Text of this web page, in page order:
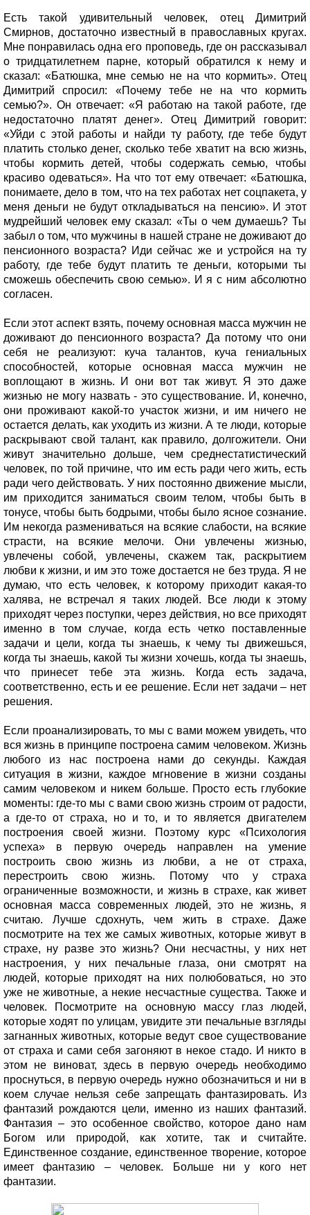
Есть такой удивительный человек, отец Димитрий
Смирнов, достаточно известный в православных кругах.
Мне понравилась одна его проповедь, где он рассказывал
о тридцатилетнем парне, который обратился к нему и
сказал: «Батюшка, мне семью не на что кормить». Отец
Димитрий спросил: «Почему тебе не на что кормить
семью?». Он отвечает: «Я работаю на такой работе, где
недостаточно платят денег». Отец Димитрий говорит:
«Уйди с этой работы и найди ту работу, где тебе будут
платить столько денег, сколько тебе хватит на всю жизнь,
чтобы кормить детей, чтобы содержать семью, чтобы
красиво одеваться». На что тот ему отвечает: «Батюшка,
понимаете, дело в том, что на тех работах нет соцпакета, у
меня деньги не будут откладываться на пенсию». И этот
мудрейший человек ему сказал: «Ты о чем думаешь? Ты
забыл о том, что мужчины в нашей стране не доживают до
пенсионного возраста? Иди сейчас же и устройся на ту
работу, где тебе будут платить те деньги, которыми ты
сможешь обеспечить свою семью». И я с ним абсолютно
согласен.
Если этот аспект взять, почему основная масса мужчин не
доживают до пенсионного возраста? Да потому что они
себя не реализуют: куча талантов, куча гениальных
способностей, которые основная масса мужчин не
воплощают в жизнь. И они вот так живут. Я это даже
жизнью не могу назвать - это существование. И, конечно,
они проживают какой-то участок жизни, и им ничего не
остается делать, как уходить из жизни. А те люди, которые
раскрывают свой талант, как правило, долгожители. Они
живут значительно дольше, чем среднестатистический
человек, по той причине, что им есть ради чего жить, есть
ради чего действовать. У них постоянно движение мысли,
им приходится заниматься своим телом, чтобы быть в
тонусе, чтобы быть бодрыми, чтобы было ясное сознание.
Им некогда размениваться на всякие слабости, на всякие
страсти, на всякие мелочи. Они увлечены жизнью,
увлечены собой, увлечены, скажем так, раскрытием
любви к жизни, и им это тоже достается не без труда. Я не
думаю, что есть человек, к которому приходит какая-то
халява, не встречал я таких людей. Все люди к этому
приходят через поступки, через действия, но все приходят
именно в том случае, когда есть четко поставленные
задачи и цели, когда ты знаешь, к чему ты движешься,
когда ты знаешь, какой ты жизни хочешь, когда ты знаешь,
что принесет тебе эта жизнь. Когда есть задача,
соответственно, есть и ее решение. Если нет задачи – нет
решения.
Если проанализировать, то мы с вами можем увидеть, что
вся жизнь в принципе построена самим человеком. Жизнь
любого из нас построена нами до секунды. Каждая
ситуация в жизни, каждое мгновение в жизни созданы
самим человеком и никем больше. Просто есть глубокие
моменты: где-то мы с вами свою жизнь строим от радости,
а где-то от страха, но и то, и то является двигателем
построения своей жизни. Поэтому курс «Психология
успеха» в первую очередь направлен на умение
построить свою жизнь из любви, а не от страха,
перестроить свою жизнь. Потому что у страха
ограниченные возможности, и жизнь в страхе, как живет
основная масса современных людей, это не жизнь, я
считаю. Лучше сдохнуть, чем жить в страхе. Даже
посмотрите на тех же самых животных, которые живут в
страхе, ну разве это жизнь? Они несчастны, у них нет
настроения, у них печальные глаза, они смотрят на
людей, которые приходят на них полюбоваться, но это
уже не животные, а некие несчастные существа. Также и
человек. Посмотрите на основную массу глаз людей,
которые ходят по улицам, увидите эти печальные взгляды
загнанных животных, которые ведут свое существование
от страха и сами себя загоняют в некое стадо. И никто в
этом не виноват, здесь в первую очередь необходимо
проснуться, в первую очередь нужно обозначиться и ни в
коем случае нельзя себе запрещать фантазировать. Из
фантазий рождаются цели, именно из наших фантазий.
Фантазия – это особенное свойство, которое дано нам
Богом или природой, как хотите, так и считайте.
Единственное создание, единственное творение, которое
имеет фантазию – человек. Больше ни у кого нет
фантазии.